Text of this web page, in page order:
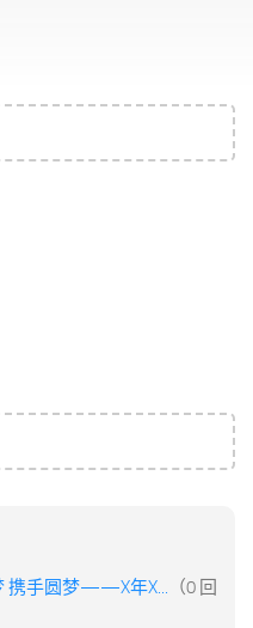
携手圆梦——X年X... （0 回